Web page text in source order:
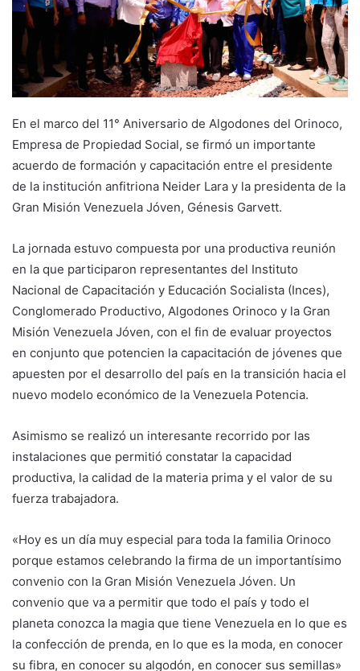
En el marco del 11° Aniversario de Algodones del Orinoco,
Empresa de Propiedad Social, se firmó un importante
acuerdo de formación y capacitación entre el presidente
de la institución anfitriona Neider Lara y la presidenta de la
Gran Misión Venezuela Jóven, Génesis Garvett.
La jornada estuvo compuesta por una productiva reunión
en la que participaron representantes del Instituto
Nacional de Capacitación y Educación Socialista (Inces),
Conglomerado Productivo, Algodones Orinoco y la Gran
Misión Venezuela Jóven, con el fin de evaluar proyectos
en conjunto que potencien la capacitación de jóvenes que
apuesten por el desarrollo del país en la transición hacia el
nuevo modelo económico de la Venezuela Potencia.
Asimismo se realizó un interesante recorrido por las
instalaciones que permitió constatar la capacidad
productiva, la calidad de la materia prima y el valor de su
fuerza trabajadora.
«Hoy es un día muy especial para toda la familia Orinoco
porque estamos celebrando la firma de un importantísimo
convenio con la Gran Misión Venezuela Jóven. Un
convenio que va a permitir que todo el país y todo el
planeta conozca la magia que tiene Venezuela en lo que es
la confección de prenda, en lo que es la moda, en conocer
su fibra, en conocer su algodón, en conocer sus semillas»